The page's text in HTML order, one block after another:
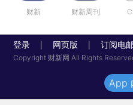
财新 财新周刊
登录 网页版 订阅电
Copyright 财新网 All Rights
App